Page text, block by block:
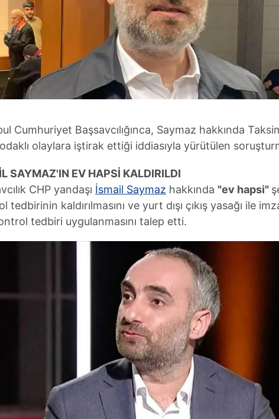
Cumhuriyet Başsavcılığınca, Saymaz hakkında
odaklı olaylara iştirak ettiği iddiasıyla yürütülen
SAYMAZ'IN EV HAPSİ KALDIRILDI
CHP yandaşı İsmail Saymaz hakkında "ev hapsi"
tedbirinin kaldırılmasını ve yurt dışı çıkış yasağı ile
tedbiri uygulanmasını talep etti.